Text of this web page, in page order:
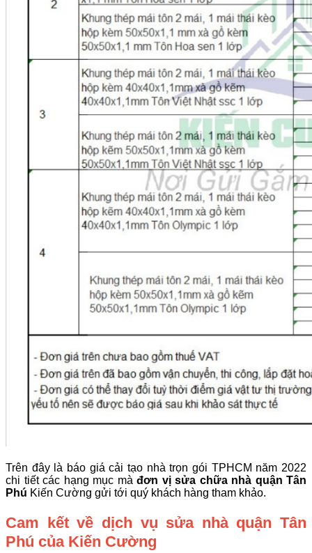
Trên đây là báo giá cải tạo nhà trọn gói TPHCM năm 2022
chi tiết các hạng mục mà đơn vị sửa chữa nhà quận Tân
Phú Kiến Cường gửi tới quý khách hàng tham khảo.
Cam kết về dịch vụ sửa nhà quận Tân
Phú của Kiến Cường